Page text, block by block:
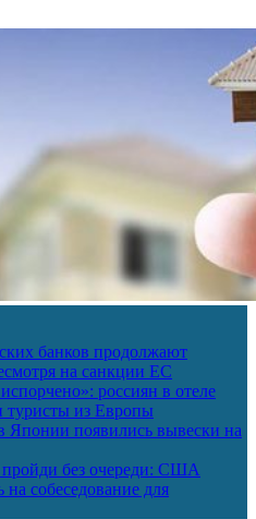
банков продолжают
на санкции ЕС
россиян в отеле
туристы из Европы
Японии появились вывески на
пройди без очереди: США
на собеседование для